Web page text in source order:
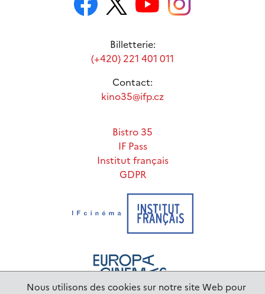
Nous utilisons des cookies sur notre site Web pour
Billetterie:
(+420) 221 401 011
Contact:
kino35@ifp.cz
Bistro 35
IF Pass
Institut français
GDPR